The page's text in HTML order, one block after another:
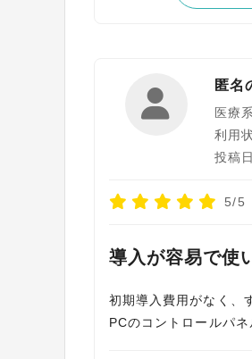
匿名
医療系
利用
投稿
5/5
導入が容易で使
初期導入費用がなく、